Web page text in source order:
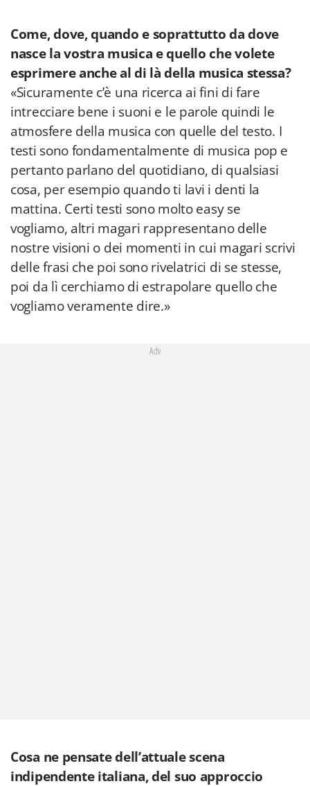
Come, dove, quando e soprattutto da dove
nasce la vostra musica e quello che volete
esprimere anche al di là della musica stessa?
«Sicuramente c’è una ricerca ai fini di fare
intrecciare bene i suoni e le parole quindi le
atmosfere della musica con quelle del testo. I
testi sono fondamentalmente di musica pop e
pertanto parlano del quotidiano, di qualsiasi
cosa, per esempio quando ti lavi i denti la
mattina. Certi testi sono molto easy se
vogliamo, altri magari rappresentano delle
nostre visioni o dei momenti in cui magari scrivi
delle frasi che poi sono rivelatrici di se stesse,
poi da lì cerchiamo di estrapolare quello che
vogliamo veramente dire.»
Adv
Cosa ne pensate dell’attuale scena
indipendente italiana, del suo approccio